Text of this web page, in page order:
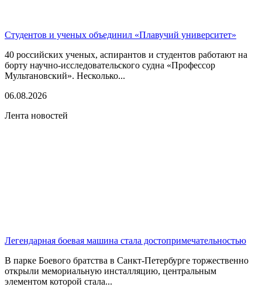
Студентов и ученых объединил «Плавучий университет»
40 российских ученых, аспирантов и студентов работают на
борту научно-исследовательского судна «Профессор
Мультановский». Несколько...
06.08.2026
Лента новостей
Легендарная боевая машина стала достопримечательностью
В парке Боевого братства в Санкт-Петербурге торжественно
открыли мемориальную инсталляцию, центральным
элементом которой стала...